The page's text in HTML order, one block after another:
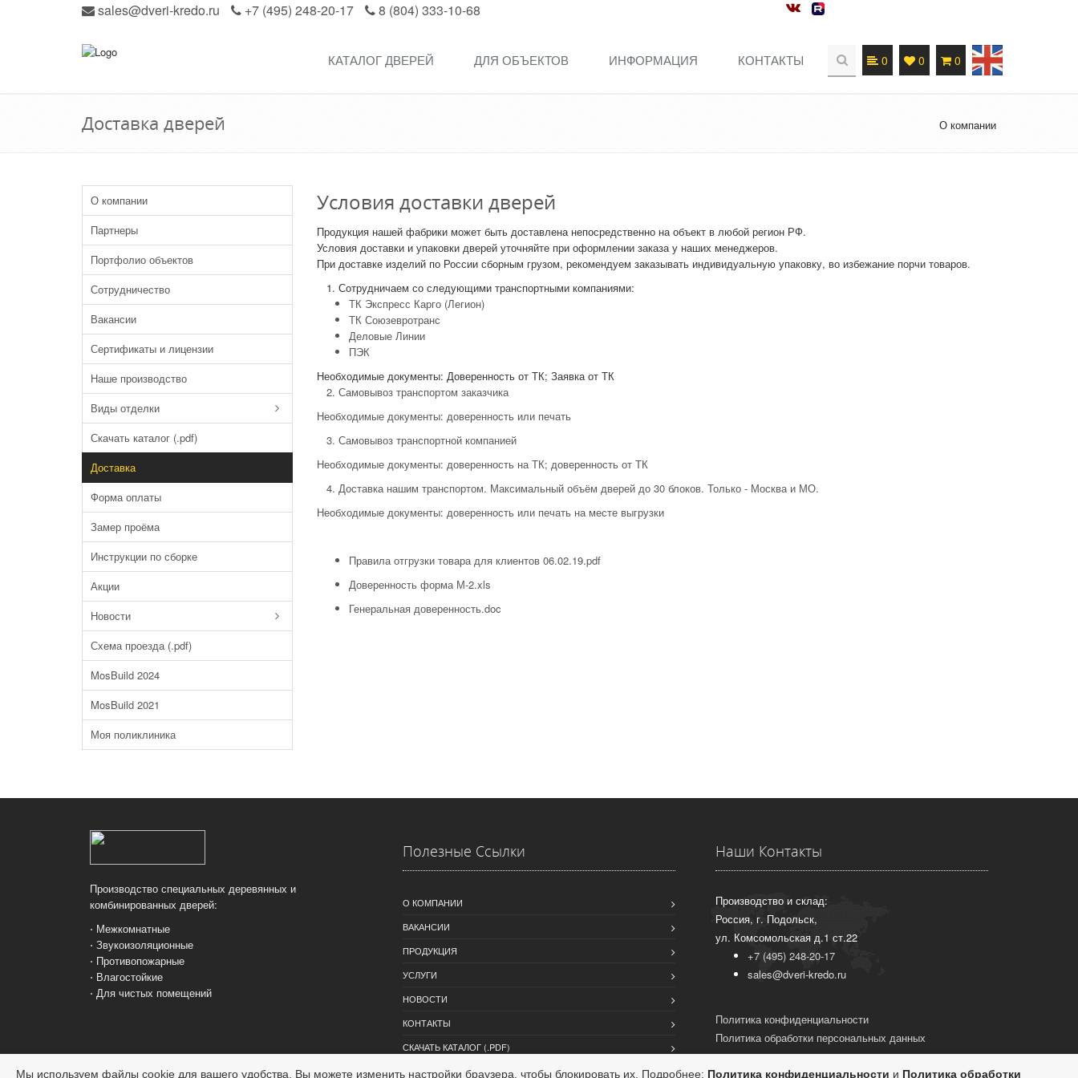
sales@dveri-kredo.ru +7 (495) 248-20-17 8 (804) 333-10-68
0
0 0
КАТАЛОГ ДВЕРЕЙ ДЛЯ ОБЪЕКТОВ ИНФОРМАЦИЯ КОНТАКТЫ
Доставка дверей О компании
О компании
Партнеры
Портфолио объектов
Сотрудничество
Вакансии
Сертификаты и лицензии
Наше производство
Виды отделки
Скачать каталог (.pdf)
Доставка
Форма оплаты
Замер проёма
Инструкции по сборке
Акции
Новости
Схема проезда (.pdf)
MosBuild 2024
MosBuild 2021
Моя поликлиника
Условия доставки дверей
Продукция нашей фабрики может быть доставлена непосредственно на объект в любой регион РФ.
Условия доставки и упаковки дверей уточняйте при оформлении заказа у наших менеджеров.
При доставке изделий по России сборным грузом, рекомендуем заказывать индивидуальную упаковку, во избежание порчи товаров.
1. Сотрудничаем со следующими транспортными компаниями:
ТК Экспресс Карго (Легион)
ТК Союзевротранс
Деловые Линии
ПЭК
Необходимые документы: Доверенность от ТК; Заявка от ТК
2. Самовывоз транспортом заказчика
Необходимые документы: доверенность или печать
3. Самовывоз транспортной компанией
Необходимые документы: доверенность на ТК; доверенность от ТК
4. Доставка нашим транспортом. Максимальный объём дверей до 30 блоков. Только - Москва и МО.
Необходимые документы: доверенность или печать на месте выгрузки
Правила отгрузки товара для клиентов 06.02.19.pdf
Доверенность форма М-2.xls
Генеральная доверенность.doc
Производство специальных деревянных и
комбинированных дверей:
⋅ Межкомнатные
⋅ Звукоизоляционные
⋅ Противопожарные
⋅ Влагостойкие
⋅ Для чистых помещений
Полезные Ссылки
О КОМПАНИИ
ВАКАНСИИ
ПРОДУКЦИЯ
УСЛУГИ
НОВОСТИ
КОНТАКТЫ
СКАЧАТЬ КАТАЛОГ (.PDF)
Наши Контакты
Производство и склад:
Россия, г. Подольск,
ул. Комсомольская д.1 ст.22
+7 (495) 248-20-17
sales@dveri-kredo.ru
Политика конфиденциальности
Политика обработки персональных данных
Мы используем файлы cookie для вашего удобства. Вы можете изменить настройки браузера, чтобы блокировать их. Подробнее: Политика конфиденциальности и Политика обработки